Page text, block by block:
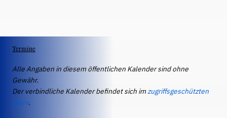
Termine
Alle Angaben in diesem öffentlichen Kalender sind ohne
Gewähr.
Der verbindliche Kalender befindet sich imzugriffsgeschützten
IServ.